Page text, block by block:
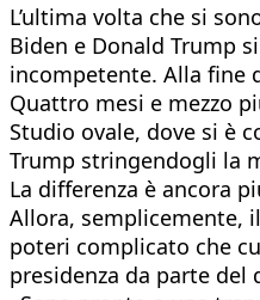
L’ultima volta che si
Biden e Donald Trump
incompetente. Alla fine
Quattro mesi e mezzo
Studio ovale, dove si è
Trump stringendogli la
La differenza è ancora
Allora, semplicemente,
poteri complicato che
presidenza da parte del